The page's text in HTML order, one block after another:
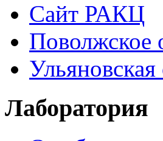
Сайт РАКЦ
Поволжское
Ульяновская
Лаборатория